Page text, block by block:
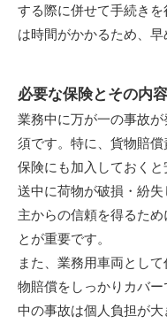
する際に併せて手続き
は時間がかかるため、早
必要な保険とその内容
業務中に万が一の事故
須です。特に、貨物賠
保険にも加入しておく
送中に荷物が破損・紛
主からの信頼を得るた
とが重要です。
また、業務用車両とし
物賠償をしっかりカバ
中の事故は個人負担が